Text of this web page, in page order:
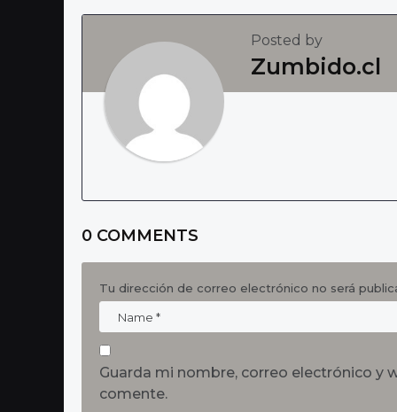
g
o
n
Posted by
Zumbido.cl
0 COMMENTS
Tu dirección de correo electrónico no será
Guarda mi nombre, correo electrónico y
comente.